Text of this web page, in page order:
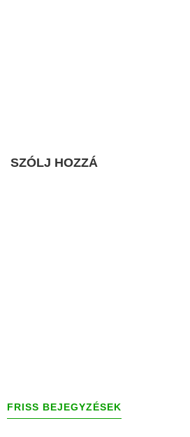
SZÓLJ HOZZÁ
FRISS BEJEGYZÉSEK